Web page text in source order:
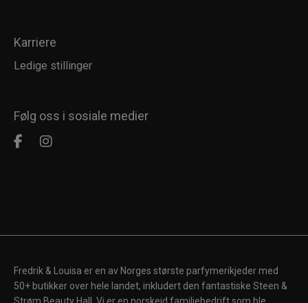
Karriere
Ledige stillinger
Følg oss i sosiale medier
Fredrik & Louisa er en av Norges største parfymerikjeder med
50+ butikker over hele landet, inkludert den fantastiske Steen &